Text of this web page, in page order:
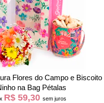
Flores do Campo e Biscoito
na Bag Pétalas
R$ 59,30 sem juros